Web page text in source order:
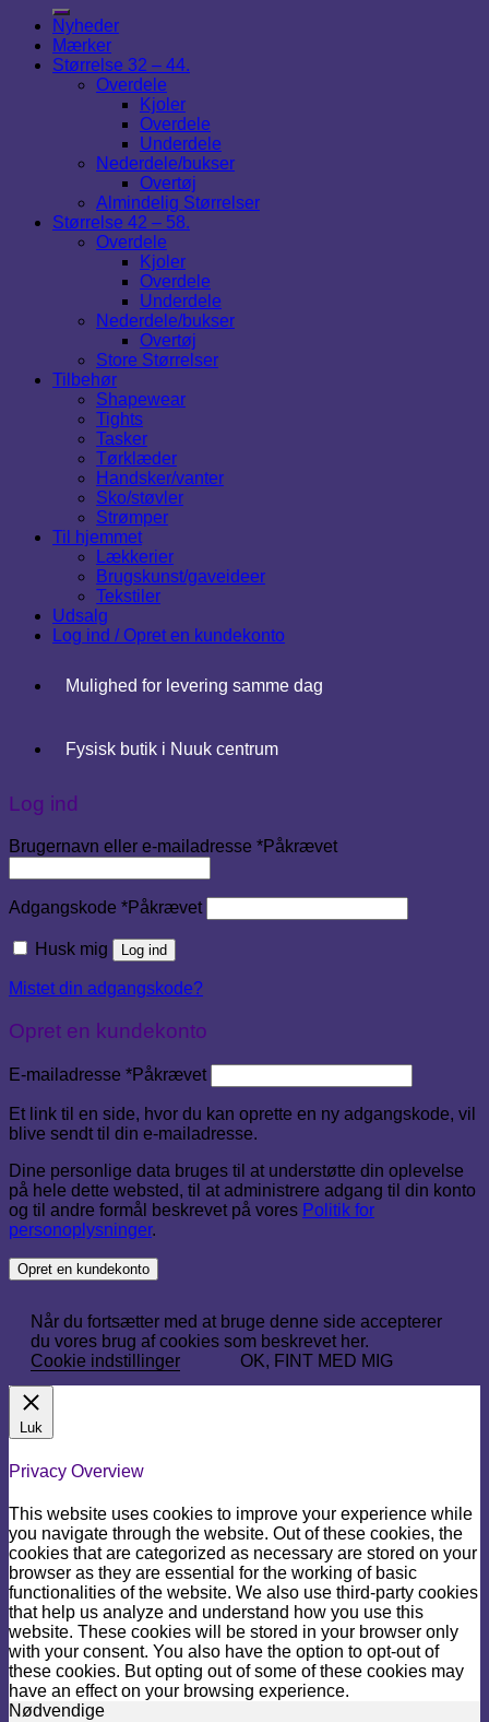
Nyheder
Mærker
Størrelse 32 – 44.
Overdele
Kjoler
Overdele
Underdele
Nederdele/bukser
Overtøj
Almindelig Størrelser
Størrelse 42 – 58.
Overdele
Kjoler
Overdele
Underdele
Nederdele/bukser
Overtøj
Store Størrelser
Tilbehør
Shapewear
Tights
Tasker
Tørklæder
Handsker/vanter
Sko/støvler
Strømper
Til hjemmet
Lækkerier
Brugskunst/gaveideer
Tekstiler
Udsalg
Log ind / Opret en kundekonto
Mulighed for levering samme dag
Fysisk butik i Nuuk centrum
Log ind
Brugernavn eller e-mailadresse *Påkrævet
Adgangskode *Påkrævet
Husk mig Log ind
Mistet din adgangskode?
Opret en kundekonto
E-mailadresse *Påkrævet
Et link til en side, hvor du kan oprette en ny adgangskode, vil
blive sendt til din e-mailadresse.
Dine personlige data bruges til at understøtte din oplevelse
på hele dette websted, til at administrere adgang til din konto
og til andre formål beskrevet på vores Politik for
personoplysninger.
Opret en kundekonto
Når du fortsætter med at bruge denne side accepterer
du vores brug af cookies som beskrevet her.
Cookie indstillinger
OK, FINT MED MIG
Luk
Privacy Overview
This website uses cookies to improve your experience while
you navigate through the website. Out of these cookies, the
cookies that are categorized as necessary are stored on your
browser as they are essential for the working of basic
functionalities of the website. We also use third-party cookies
that help us analyze and understand how you use this
website. These cookies will be stored in your browser only
with your consent. You also have the option to opt-out of
these cookies. But opting out of some of these cookies may
have an effect on your browsing experience.
Nødvendige